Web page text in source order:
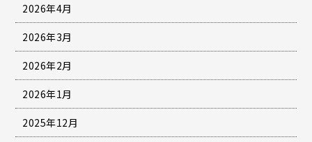
2026年4月
2026年3月
2026年2月
2026年1月
2025年12月